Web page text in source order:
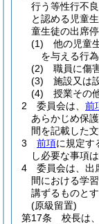
行う等性行不
と認める児童
童生徒の出席
(1)
他の児童
を与える行為
(2)
職員に傷
(3)
施設又は
(4)
授業その
2
委員会は、 前
あらかじめ保
間を記載した
3
前項に規定す
し必要な事項
4
委員会は、出
間における学
講ずるものとす
(原級留置)
第17条
校長は